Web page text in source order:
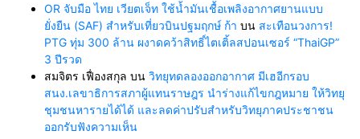
OR จับมือ ไทย เวียตเจ็ท ใช้น้ำมันเชื้อเพลิงอากาศยานแบบ
ยั่งยืน (SAF) สำหรับเที่ยวบินปฐมฤกษ์ ก้า บน สะเทือนวงการ!
PTG ทุ่ม 300 ล้าน ผงาดคว้าสิทธิ์ไตเติ้ลสปอนเซอร์ “ThaiGP”
3 ปีรวด
สมจิตร เฟื่องสกุล บน วิทยุทดลองออกอากาศ มีเฮอีกรอบ
สนง.เลขาธิการสภาผู้แทนราษฎร นำร่างแก้ไขกฎหมาย ให้วิทยุ
ชุมชนหารายได้ได้ และลดค่าปรับสำหรับวิทยุภาคประชาชน
ออกรับฟังความเห็น